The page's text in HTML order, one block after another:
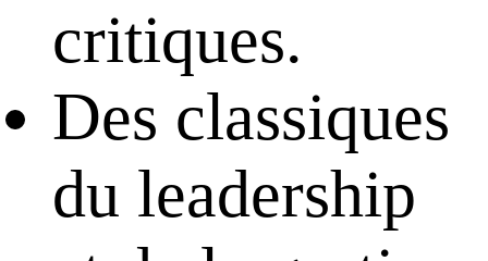
critiques.
Des classiques
du leadership